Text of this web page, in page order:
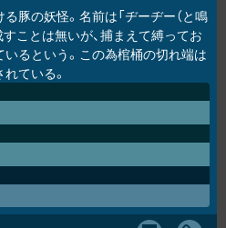
豚の妖怪。名前は「ヂーヂー（と鳴
すことは無いが、捕まえて縛ってお
るという。この為棺桶の切れ端は
ている。